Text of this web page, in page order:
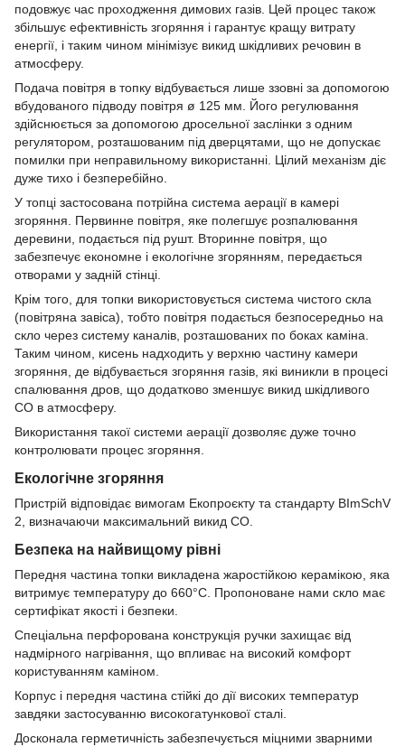
подовжує час проходження димових газів. Цей процес також
збільшує ефективність згоряння і гарантує кращу витрату
енергії, і таким чином мінімізує викид шкідливих речовин в
атмосферу.
Подача повітря в топку відбувається лише ззовні за допомогою
вбудованого підводу повітря ø 125 мм. Його регулювання
здійснюється за допомогою дросельної заслінки з одним
регулятором, розташованим під дверцятами, що не допускає
помилки при неправильному використанні. Цілий механізм діє
дуже тихо і безперебійно.
У топці застосована потрійна система аерації в камері
згоряння. Первинне повітря, яке полегшує розпалювання
деревини, подається під рушт. Вторинне повітря, що
забезпечує економне і екологічне згорянням, передається
отворами у задній стінці.
Крім того, для топки використовується система чистого скла
(повітряна завіса), тобто повітря подається безпосередньо на
скло через систему каналів, розташованих по боках каміна.
Таким чином, кисень надходить у верхню частину камери
згоряння, де відбувається згоряння газів, які виникли в процесі
спалювання дров, що додатково зменшує викид шкідливого
СО в атмосферу.
Використання такої системи аерації дозволяє дуже точно
контролювати процес згоряння.
Екологічне згоряння
Пристрій відповідає вимогам Екопроєкту та стандарту BImSchV
2, визначаючи максимальний викид CO.
Безпека на найвищому рівні
Передня частина топки викладена жаростійкою керамікою, яка
витримує температуру до 660°C. Пропоноване нами скло має
сертифікат якості і безпеки.
Спеціальна перфорована конструкція ручки захищає від
надмірного нагрівання, що впливає на високий комфорт
користуванням каміном.
Корпус і передня частина стійкі до дії високих температур
завдяки застосуванню високогатункової сталі.
Досконала герметичність забезпечується міцними зварними